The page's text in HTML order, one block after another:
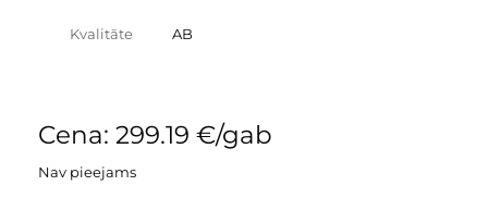
Kvalitāte AB
Cena: 299.19 €/gab
Nav pieejams